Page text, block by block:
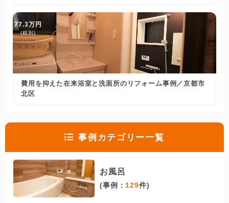
77.3万円
(税別)
費用を抑えた在来浴室と洗面所のリフォーム事例／京都市
北区
事例カテゴリー一覧
お風呂
(事例：129件)